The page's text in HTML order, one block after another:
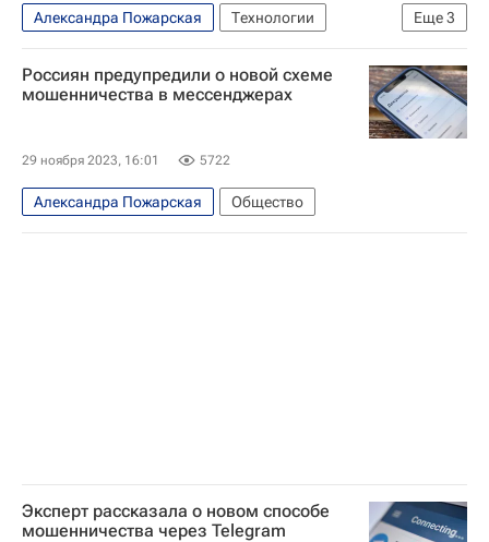
Еще3
Александра Пожарская
Технологии
Центральный Банк РФ (ЦБ РФ)
Мошенничество
мошенники
Россиян предупредили о новой схеме
мошенничества в мессенджерах
29 ноября 2023, 16:01 5722
Александра Пожарская Общество
Эксперт рассказала о новом способе
мошенничества через Telegram